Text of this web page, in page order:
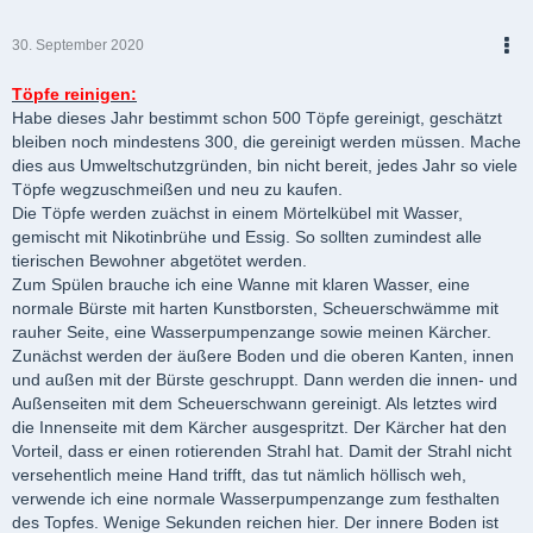
30. September 2020
Töpfe reinigen:
Habe dieses Jahr bestimmt schon 500 Töpfe gereinigt, geschätzt
bleiben noch mindestens 300, die gereinigt werden müssen. Mache
dies aus Umweltschutzgründen, bin nicht bereit, jedes Jahr so viele
Töpfe wegzuschmeißen und neu zu kaufen.
Die Töpfe werden zuächst in einem Mörtelkübel mit Wasser,
gemischt mit Nikotinbrühe und Essig. So sollten zumindest alle
tierischen Bewohner abgetötet werden.
Zum Spülen brauche ich eine Wanne mit klaren Wasser, eine
normale Bürste mit harten Kunstborsten, Scheuerschwämme mit
rauher Seite, eine Wasserpumpenzange sowie meinen Kärcher.
Zunächst werden der äußere Boden und die oberen Kanten, innen
und außen mit der Bürste geschruppt. Dann werden die innen- und
Außenseiten mit dem Scheuerschwann gereinigt. Als letztes wird
die Innenseite mit dem Kärcher ausgespritzt. Der Kärcher hat den
Vorteil, dass er einen rotierenden Strahl hat. Damit der Strahl nicht
versehentlich meine Hand trifft, das tut nämlich höllisch weh,
verwende ich eine normale Wasserpumpenzange zum festhalten
des Topfes. Wenige Sekunden reichen hier. Der innere Boden ist